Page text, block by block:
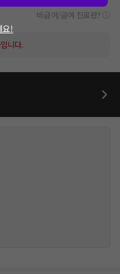
비급여/급여 진료란?
니다.
요!